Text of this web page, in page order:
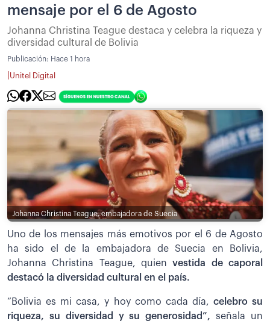
mensaje por el 6 de Agosto
Johanna Christina Teague destaca y celebra la riqueza y
diversidad cultural de Bolivia
Publicación: Hace 1 hora
Unitel Digital
Johanna Christina Teague, embajadora de Suecia
Uno de los mensajes más emotivos por el 6 de Agosto
ha sido el de la embajadora de Suecia en Bolivia,
Johanna Christina Teague, quienvestida de caporal
destacó la diversidad cultural en el país.
“Bolivia es mi casa, y hoy como cada día, celebro su
riqueza, su diversidad y su generosidad”,señala un